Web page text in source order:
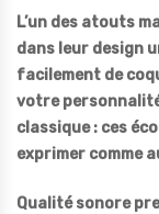
L’un des atouts
dans leur design
facilement de
votre
classique : ces
exprimer comme
Qualité sonore